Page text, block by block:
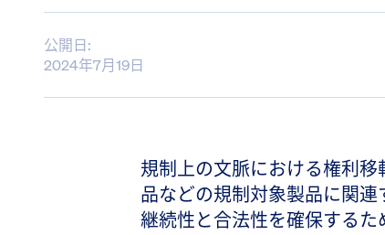
公開日:
2024年7月19日
規制上の文脈における権利
品などの規制対象製品に関連
継続性と合法性を確保するた